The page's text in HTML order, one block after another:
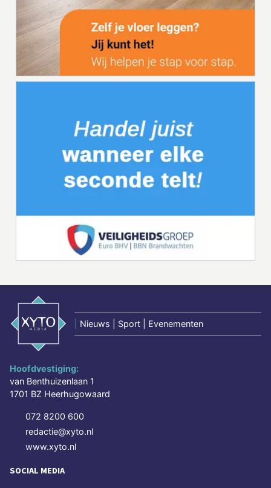
Nieuws | Sport | Evenementen
Hoofdvestiging:
van Benthuizenlaan 1
1701 BZ Heerhugowaard
072 8200 600
redactie@xyto.nl
www.xyto.nl
SOCIAL MEDIA